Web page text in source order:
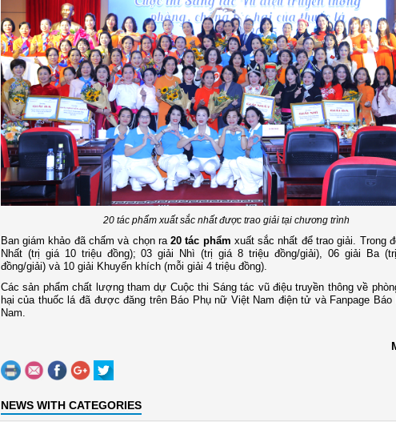
20 tác phẩm xuất sắc nhất được trao giải tại chương trình
Ban giám khảo đã chấm và chọn ra20 tác phẩm xuất sắc nhất để trao giải. Trong
Nhất (trị giá 10 triệu đồng); 03 giải Nhì (trị giá 8 triệu đồng/giải), 06 giải Ba
đồng/giải) và 10 giải Khuyến khích (mỗi giải 4 triệu đồng).
Các sản phẩm chất lượng tham dự Cuộc thi Sáng tác vũ điệu truyền thông về
hại của thuốc lá đã được đăng trên Báo Phụ nữ Việt Nam điện tử và Fanpage
Nam.
NEWS WITH CATEGORIES